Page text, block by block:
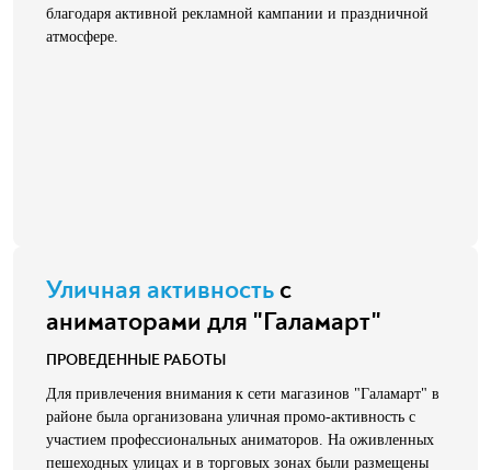
благодаря активной рекламной кампании и праздничной
атмосфере.
Уличная активностьс
аниматорами для "Галамарт"
ПРОВЕДЕННЫЕ РАБОТЫ
Для привлечения внимания к сети магазинов "Галамарт" в
районе была организована уличная промо-активность с
участием профессиональных аниматоров. На оживленных
пешеходных улицах и в торговых зонах были размещены